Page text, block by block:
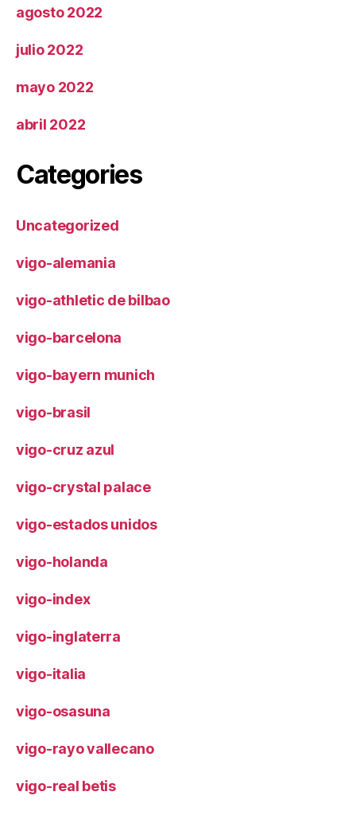
agosto 2022
julio 2022
mayo 2022
abril 2022
Categories
Uncategorized
vigo-alemania
vigo-athletic de bilbao
vigo-barcelona
vigo-bayern munich
vigo-brasil
vigo-cruz azul
vigo-crystal palace
vigo-estados unidos
vigo-holanda
vigo-index
vigo-inglaterra
vigo-italia
vigo-osasuna
vigo-rayo vallecano
vigo-real betis